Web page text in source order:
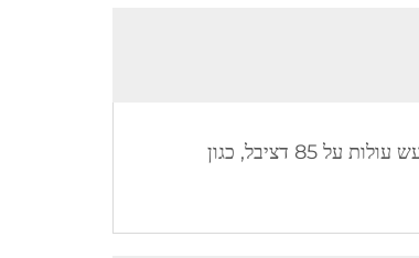
אוזניות הבטיחות שלנו מעוצבות כדי למזער רמות רעש עד 30 דציבל, מה שהופך אותן מתאימות לסביבות שבהן רמות הרעש עולות על 85 דציבל, כגון